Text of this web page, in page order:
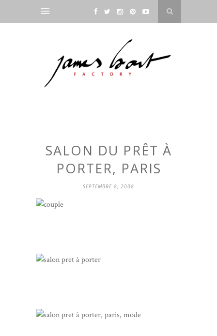
SALON DU PRÊT À
PORTER, PARIS
SEPTEMBRE 8, 2008